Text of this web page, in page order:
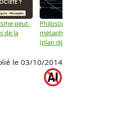
peut-
de la
Philosophie: Peut-on lier la
métaphysique à la
(plan détaillé)
le 03/10/2014